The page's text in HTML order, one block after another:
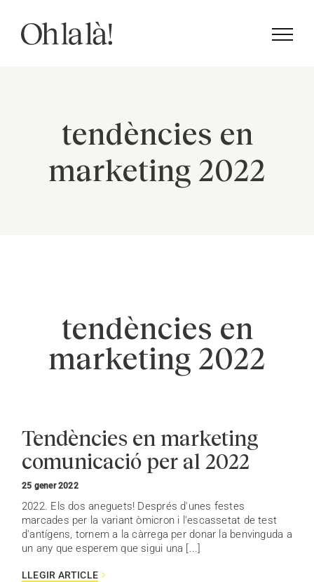
content
tendències en
marketing 2022
tendències en
marketing 2022
Tendències en marketing
comunicació per al 2022
25 gener 2022
2022. Els dos aneguets! Després d'unes festes
marcades per la variant òmicron i l'escassetat de test
d'antígens, tornem a la càrrega per donar la benvinguda a
un any que esperem que sigui una [...]
LLEGIR ARTICLE